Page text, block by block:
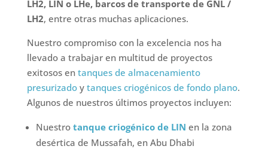
LH2, LIN o LHe, barcos de transporte de GNL /
LH2, entre otras muchas aplicaciones.
Nuestro compromiso con la excelencia nos ha
llevado a trabajar en multitud de proyectos
exitosos en tanques de almacenamiento
presurizadoy tanques criogénicos de fondo plano.
Algunos de nuestros últimos proyectos incluyen:
Nuestro tanque criogénico de LIN en la zona
desértica de Mussafah, en Abu Dhabi